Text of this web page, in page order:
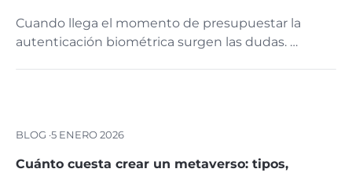
Cuando llega el momento de presupuestar la
autenticación biométrica surgen las dudas. …
BLOG ·5 ENERO 2026
Cuánto cuesta crear un metaverso: tipos,